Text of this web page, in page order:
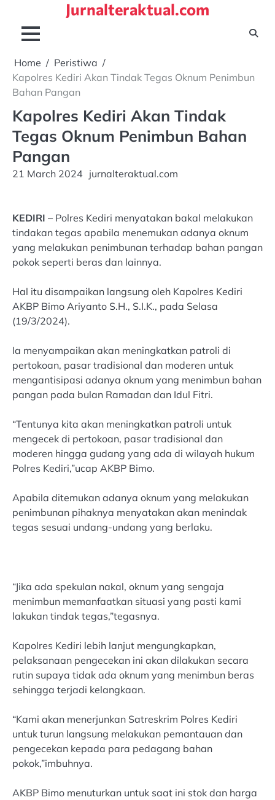
content
Jurnalteraktual.com
Home
Peristiwa
Kapolres Kediri Akan Tindak Tegas Oknum Penimbun
Bahan Pangan
Kapolres Kediri Akan Tindak
Tegas Oknum Penimbun Bahan
Pangan
21 March 2024 jurnalteraktual.com
KEDIRI – Polres Kediri menyatakan bakal melakukan
tindakan tegas apabila menemukan adanya oknum
yang melakukan penimbunan terhadap bahan pangan
pokok seperti beras dan lainnya.
Hal itu disampaikan langsung oleh Kapolres Kediri
AKBP Bimo Ariyanto S.H., S.I.K., pada Selasa
(19/3/2024).
Ia menyampaikan akan meningkatkan patroli di
pertokoan, pasar tradisional dan moderen untuk
mengantisipasi adanya oknum yang menimbun bahan
pangan pada bulan Ramadan dan Idul Fitri.
“Tentunya kita akan meningkatkan patroli untuk
mengecek di pertokoan, pasar tradisional dan
moderen hingga gudang yang ada di wilayah hukum
Polres Kediri,”ucap AKBP Bimo.
Apabila ditemukan adanya oknum yang melakukan
penimbunan pihaknya menyatakan akan menindak
tegas sesuai undang-undang yang berlaku.
“Jika ada spekulan nakal, oknum yang sengaja
menimbun memanfaatkan situasi yang pasti kami
lakukan tindak tegas,”tegasnya.
Kapolres Kediri lebih lanjut mengungkapkan,
pelaksanaan pengecekan ini akan dilakukan secara
rutin supaya tidak ada oknum yang menimbun beras
sehingga terjadi kelangkaan.
“Kami akan menerjunkan Satreskrim Polres Kediri
untuk turun langsung melakukan pemantauan dan
pengecekan kepada para pedagang bahan
pokok,”imbuhnya.
AKBP Bimo menuturkan untuk saat ini stok dan harga